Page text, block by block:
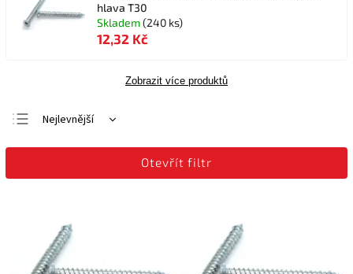
hlava T30
Skladem(240 ks)
12,32 Kč
Zobrazit více produktů
Nejlevnější
Nejdražší
Otevřít filtr